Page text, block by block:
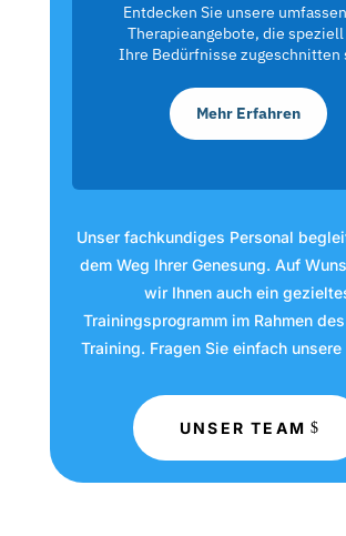
Entdecken Sie unsere
Therapieangebote, die
Ihre Bedürfnisse zugeschnitten
Mehr Erfahren
Unser fachkundiges Personal
dem Weg Ihrer Genesung. Auf
wir Ihnen auch ein
Trainingsprogramm im Rahmen
Training. Fragen Sie einfach unsere
UNSER TEAM